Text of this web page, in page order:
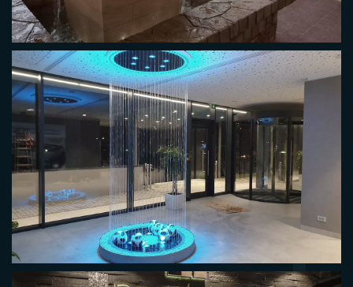
SLAPOVI VODENI ZIDOVI
FONTANA LUXOR I.SARAJEVO